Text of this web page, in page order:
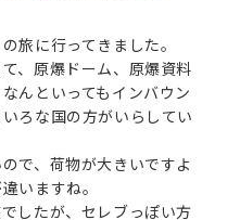
旅に行ってきました。
、原爆ドーム、原爆資料
んといってもインバウン
ろな国の方がいらしてい
で、荷物が大きいですよ
いますね。
したが、セレブっぽい方